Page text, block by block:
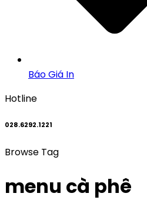
Báo Giá In
Hotline
028.6292.1221
Browse Tag
menu cà phê